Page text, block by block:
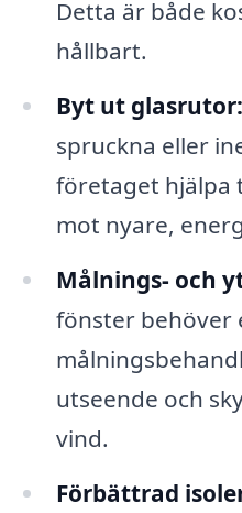
Detta är både
hållbart.
Byt ut glasrutor:
spruckna eller
företaget hjälpa
mot nyare,
Målnings- och
fönster behöver
utseende och
vind.
Förbättrad